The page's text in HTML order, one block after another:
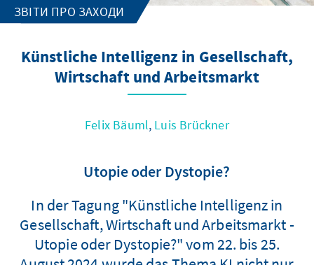
ЗВІТИ ПРО ЗАХОДИ
Künstliche Intelligenz in Gesellschaft,
Wirtschaft und Arbeitsmarkt
Felix Bäuml, Luis Brückner
Utopie oder Dystopie?
In der Tagung "Künstliche Intelligenz in
Gesellschaft, Wirtschaft und Arbeitsmarkt -
Utopie oder Dystopie?" vom 22. bis 25.